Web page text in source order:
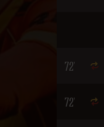
72'
72'